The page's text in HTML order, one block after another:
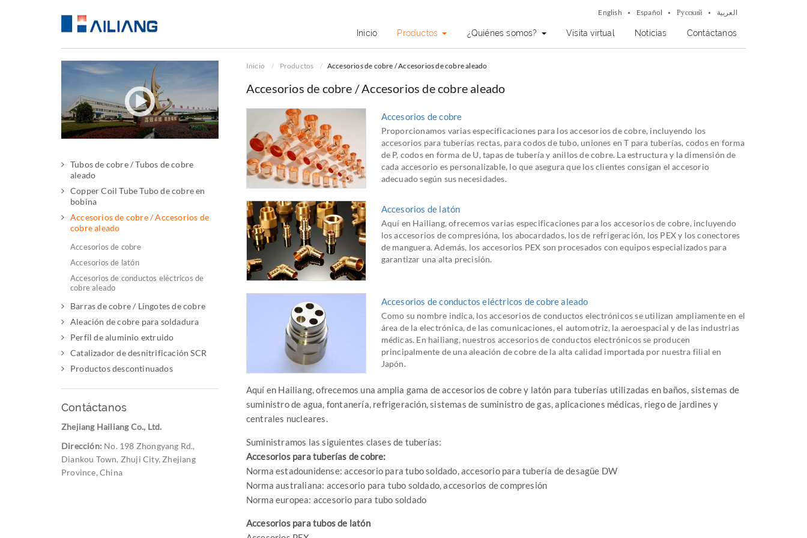
English Español Русский العربية
Inicio Productos ¿Quiénes somos? Visita virtual Noticias Contáctanos
Inicio Productos Accesorios de cobre / Accesorios de cobre aleado
Accesorios de cobre / Accesorios de cobre aleado
Accesorios de cobre
Proporcionamos varias especificaciones para los accesorios de cobre, incluyendo los
accesorios para tuberías rectas, para codos de tubo, uniones en T para tuberías, codos en forma
de P, codos en forma de U, tapas de tubería y anillos de cobre. La estructura y la dimensión de
cada accesorio es personalizable, lo que asegura que los clientes consigan el accesorio
adecuado según sus necesidades.
Accesorios de latón
Aquí en Hailiang, ofrecemos varias especificaciones para los accesorios de cobre, incluyendo
los accesorios de compresióna, los abocardados, los de refrigeración, los PEX y los conectores
de manguera. Además, los accesorios PEX son procesados con equipos especializados para
garantizar una alta precisión.
Accesorios de conductos eléctricos de cobre aleado
Como su nombre indica, los accesorios de conductos electrónicos se utilizan ampliamente en el
área de la electrónica, de las comunicaciones, el automotriz, la aeroespacial y de las industrias
médicas. En hailiang, nuestros accesorios de conductos electrónicos se producen
principalmente de una aleación de cobre de la alta calidad importada por nuestra filial en
Japón.
Aquí en Hailiang, ofrecemos una amplia gama de accesorios de cobre y latón para tuberías utilizadas en baños, sistemas de
suministro de agua, fontanería, refrigeración, sistemas de suministro de gas, aplicaciones médicas, riego de jardines y
centrales nucleares.
Suministramos las siguientes clases de tuberías:
Accesorios para tuberías de cobre:
Norma estadounidense: accesorio para tubo soldado, accesorio para tubería de desagüe DW
Norma australiana: accesorio para tubo soldado, accesorios de compresión
Norma europea: accesorio para tubo soldado
Accesorios para tubos de latón
Tubos de cobre / Tubos de cobre
aleado
Copper Coil Tube Tubo de cobre en
bobina
Accesorios de cobre / Accesorios de
cobre aleado
Accesorios de cobre
Accesorios de latón
Accesorios de conductos eléctricos de
cobre aleado
Barras de cobre / Lingotes de cobre
Aleación de cobre para soldadura
Perfil de aluminio extruido
Catalizador de desnitrificación SCR
Productos descontinuados
Contáctanos
Zhejiang Hailiang Co., Ltd.
Dirección: No. 198 Zhongyang Rd.,
Diankou Town, Zhuji City, Zhejiang
Province, China